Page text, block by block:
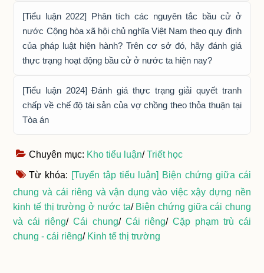
[Tiểu luận 2022] Phân tích các nguyên tắc bầu cử ở
nước Cộng hòa xã hội chủ nghĩa Việt Nam theo quy định
của pháp luật hiện hành? Trên cơ sở đó, hãy đánh giá
thực trạng hoạt động bầu cử ở nước ta hiện nay?
[Tiểu luận 2024] Đánh giá thực trạng giải quyết tranh
chấp về chế độ tài sản của vợ chồng theo thỏa thuận tại
Tòa án
Chuyên mục: Kho tiểu luận/Triết học
Từ khóa: [Tuyển tập tiểu luận] Biện chứng giữa cái
chung và cái riêng và vận dụng vào việc xậy dựng nền
kinh tế thị trường ở nước ta/ Biện chứng giữa cái chung
và cái riêng/ Cái chung/ Cái riêng/Cặp phạm trù cái
chung - cái riêng/ Kinh tế thị trường